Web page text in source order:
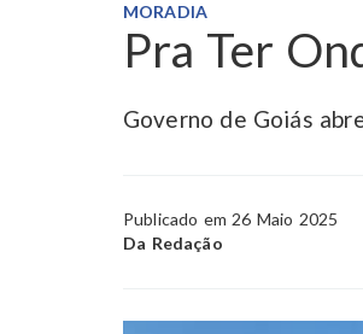
MORADIA
Pra Ter
Governo de Goiás
Publicado em 26 Maio 2025
Da Redação